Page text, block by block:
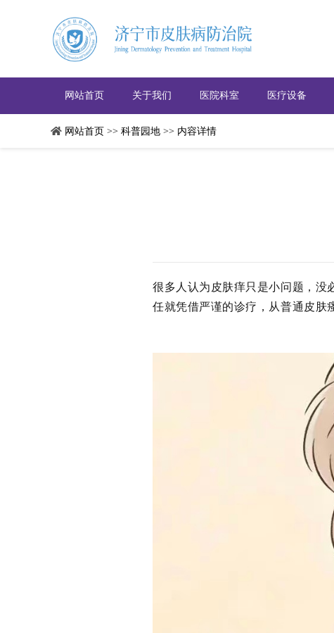
网站首页 关于我们 医院科室 医疗设备
网站首页 >> 科普园地 >> 内容详情
很多人认为皮肤痒只是小问题，没
任就凭借严谨的诊疗，从普通皮肤